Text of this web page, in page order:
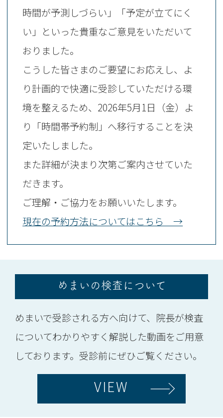
時間が予測しづらい」「予定が立てにく
い」といった貴重なご意見をいただいて
おりました。
こうした皆さまのご要望にお応えし、よ
り計画的で快適に受診していただける環
境を整えるため、2026年5月1日（金）よ
り「時間帯予約制」へ移行することを決
定いたしました。
また詳細が決まり次第ご案内させていた
だきます。
ご理解・ご協力をお願いいたします。
現在の予約方法についてはこちら →
めまいの検査について
めまいで受診される方へ向けて、院長が検査
についてわかりやすく解説した動画をご用意
しております。受診前にぜひご覧ください。
VIEW